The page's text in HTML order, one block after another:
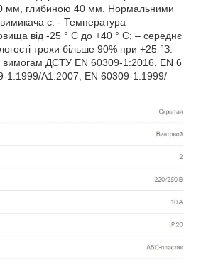
мм, глибиною 40 мм. Нормальними
є: - Температура
від -25 ° С до +40 ° С; – середнє
трохи більше 90% при +25 °З.
вимогам ДСТУ EN 60309-1:2016, EN 6
1:1999/А1:2007; EN 60309-1:1999/